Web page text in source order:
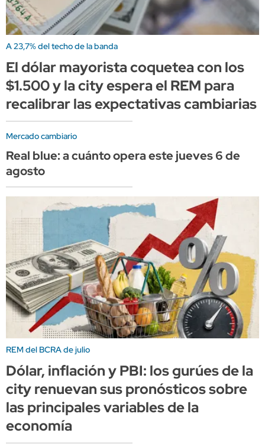
A 23,7% del techo de la banda
El dólar mayorista coquetea con los
$1.500 y la city espera el REM para
recalibrar las expectativas cambiarias
Mercado cambiario
Real blue: a cuánto opera este jueves 6 de
agosto
REM del BCRA de julio
Dólar, inflación y PBI: los gurúes de la
city renuevan sus pronósticos sobre
las principales variables de la
economía